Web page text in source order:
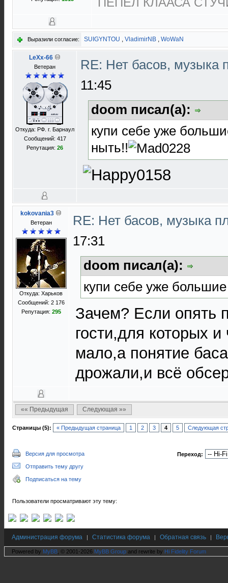
Выразили согласие: SUIGYNTOU , VladimirNB , WoWaN
LeXx-66
Ветеран
Откуда: РФ. г. Барнаул
Сообщений: 417
Репутация: 26
RE: Нет басов, музыка
11:45
doom писал(а):
купи себе уже
ныть!!
kokovania3
Ветеран
Откуда: Харьков
Сообщений: 2 176
Репутация: 295
RE: Нет басов, музыка
17:31
doom писал(а):
купи себе уже большие
Зачем? Если опять
гости,для которых
мало,а понятие
дрожали,и всё
«« Предыдущая Следующая »»
Страницы (5): « Предыдущая страница 1 2 3 4 5 Следующая
Версия для просмотра
Отправить тему другу
Подписаться на тему
Переход:
Пользователи просматривают эту тему:
Администрация форума | Статистика форума | Обратная связь |
Powered by MyBB , © 2001-2026 MyBB Group and rewrite by Hi Fidelity Forum